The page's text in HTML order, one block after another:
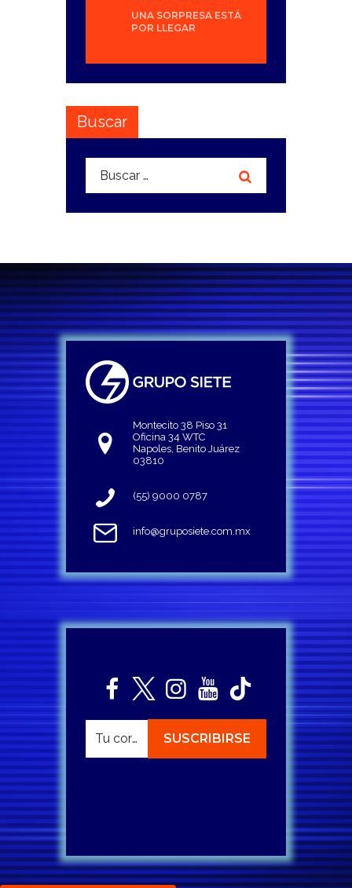
UNA SORPRESA ESTÁ
POR LLEGAR
Buscar
Buscar:
Montecito 38 Piso 31
Oficina 34 WTC
Napoles, Benito Juárez
03810
(55) 9000 0787
info@gruposiete.com.mx